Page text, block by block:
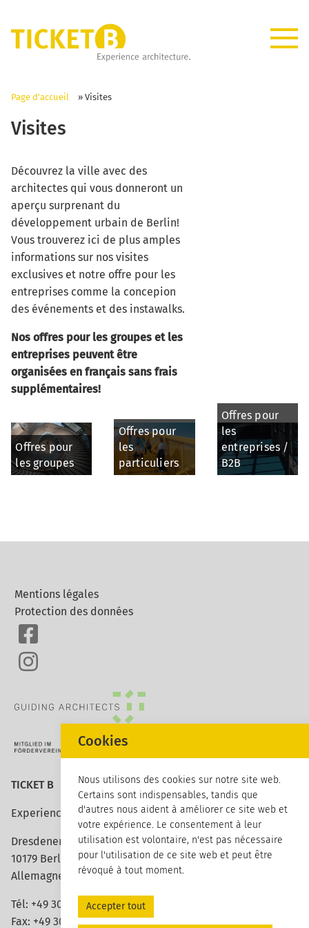
Page d'accueil » Visites
Visites
Découvrez la ville avec des
architectes qui vous donneront un
aperçu surprenant du
développement urbain de Berlin!
Vous trouverez ici de plus amples
informations sur nos visites
exclusives et notre offre pour les
entreprises comme la concepion
des événements et des instawalks.
Nos offres pour les groupes et les
entreprises peuvent être
organisées en français sans frais
supplémentaires!
Offres pour
les groupes
Offres pour
les
particuliers
Offres pour
les
entreprises /
B2B
Mentions légales
Protection des données
TICKET B
Experience architecture
Dresdener Strasse 113
10179 Berlin
Allemagne
Tél: +49 30 420 26 96 20
Fax: +49 30 420 26 96 29
Cookies
Nous utilisons des cookies sur notre site web.
Certains sont indispensables, tandis que
d'autres nous aident à améliorer ce site web et
votre expérience. Le consentement à leur
utilisation est volontaire, n'est pas nécessaire
pour l'utilisation de ce site web et peut être
révoqué à tout moment.
Accepter tout